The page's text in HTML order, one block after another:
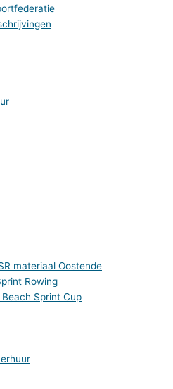
materiaal Oostende
Rowing
Sprint Cup